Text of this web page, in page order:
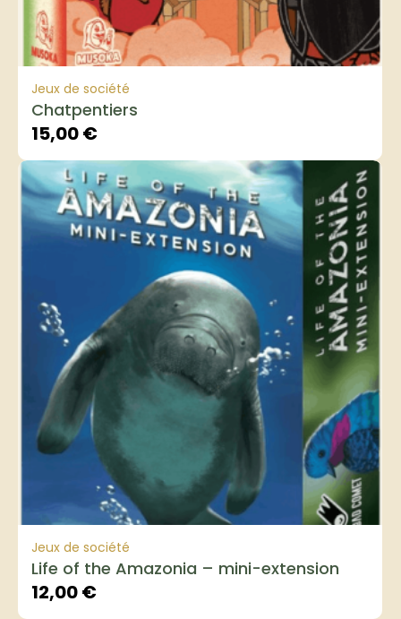
Jeux de société
Chatpentiers
15,00€
Jeux de société
Life of the Amazonia – mini-extension
12,00€